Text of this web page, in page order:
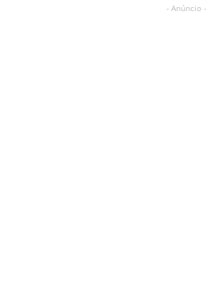
- Anúncio -